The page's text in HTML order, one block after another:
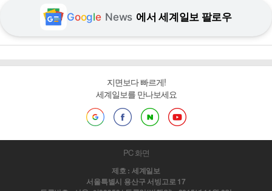
Google News 에서 세계일보 팔로우
지면보다 빠르게!
세계일보를 만나보세요
PC 화면
제호 : 세계일보
서울특별시 용산구 서빙고로 17